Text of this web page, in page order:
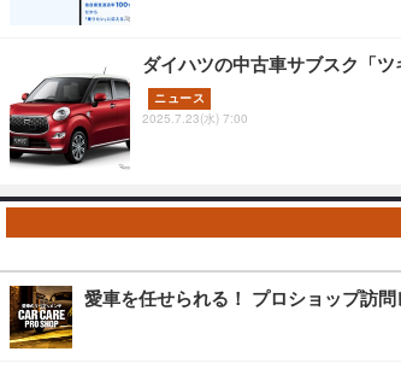
ダイハツの中古車サブスク「
ニュース
2025.7.23(水) 7:00
愛車を任せられる！ プロショップ訪問